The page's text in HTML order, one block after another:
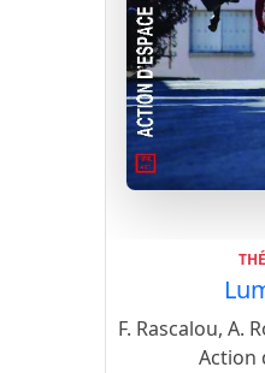
F. Rascalou, A.
Action